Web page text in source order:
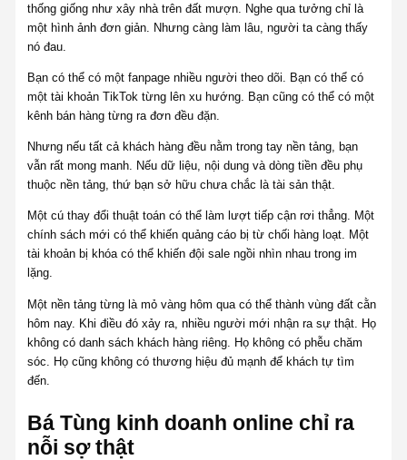
thống giống như xây nhà trên đất mượn. Nghe qua tưởng chỉ là
một hình ảnh đơn giản. Nhưng càng làm lâu, người ta càng thấy
nó đau.
Bạn có thể có một fanpage nhiều người theo dõi. Bạn có thể có
một tài khoản TikTok từng lên xu hướng. Bạn cũng có thể có một
kênh bán hàng từng ra đơn đều đặn.
Nhưng nếu tất cả khách hàng đều nằm trong tay nền tảng, bạn
vẫn rất mong manh. Nếu dữ liệu, nội dung và dòng tiền đều phụ
thuộc nền tảng, thứ bạn sở hữu chưa chắc là tài sản thật.
Một cú thay đổi thuật toán có thể làm lượt tiếp cận rơi thẳng. Một
chính sách mới có thể khiến quảng cáo bị từ chối hàng loạt. Một
tài khoản bị khóa có thể khiến đội sale ngồi nhìn nhau trong im
lặng.
Một nền tảng từng là mỏ vàng hôm qua có thể thành vùng đất cằn
hôm nay. Khi điều đó xảy ra, nhiều người mới nhận ra sự thật. Họ
không có danh sách khách hàng riêng. Họ không có phễu chăm
sóc. Họ cũng không có thương hiệu đủ mạnh để khách tự tìm
đến.
Bá Tùng kinh doanh online chỉ ra
nỗi sợ thật